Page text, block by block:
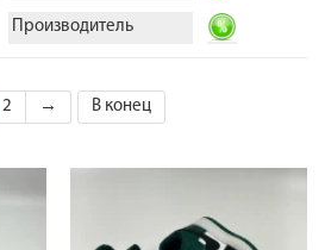
Производитель
2 → В конец